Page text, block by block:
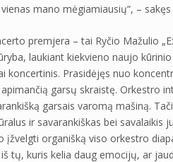
mano mėgiamiausių“, –
premjera – tai Ryčio Mažulio
laukiant kiekvieno naujo
koncertinis. Prasidėjęs nuo
garsų skraistę. Orkestro
garsais varomą mašiną.
ir savarankiškas bei savalaikis
organišką viso orkestro
tų, kuris kelia daug emocijų, ar